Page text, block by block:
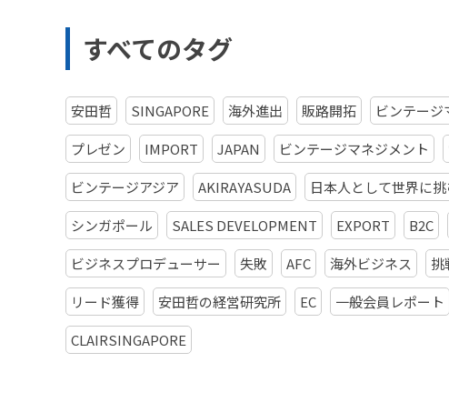
すべてのタグ
安田哲 SINGAPORE 海外進出 販路開拓 ビンテー
プレゼン
IMPORT JAPAN ビンテージマネジメント
ビンテージアジア
AKIRAYASUDA 日本人として世界に
シンガポール
SALES DEVELOPMENT EXPORT B2C
ビジネスプロデューサー
失敗 AFC 海外ビジネス 挑
リード獲得
安田哲の経営研究所 EC 一般会員レポート
CLAIRSINGAPORE